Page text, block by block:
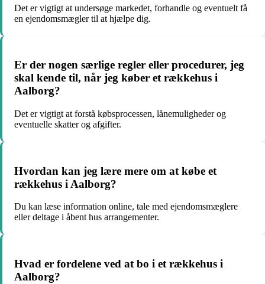
Det er vigtigt at undersøge markedet, forhandle og eventuelt få
en ejendomsmægler til at hjælpe dig.
Er der nogen særlige regler eller procedurer, jeg
skal kende til, når jeg køber et rækkehus i
Aalborg?
Det er vigtigt at forstå købsprocessen, lånemuligheder og
eventuelle skatter og afgifter.
Hvordan kan jeg lære mere om at købe et
rækkehus i Aalborg?
Du kan læse information online, tale med ejendomsmæglere
eller deltage i åbent hus arrangementer.
Hvad er fordelene ved at bo i et rækkehus i
Aalborg?